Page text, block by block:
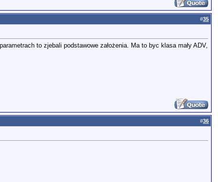
#35
to zjebali podstawowe założenia. Ma to byc klasa mały ADV,
#36